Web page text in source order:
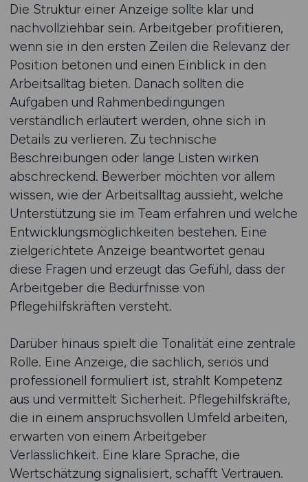
Die Struktur einer Anzeige sollte klar und
nachvollziehbar sein. Arbeitgeber profitieren,
wenn sie in den ersten Zeilen die Relevanz der
Position betonen und einen Einblick in den
Arbeitsalltag bieten. Danach sollten die
Aufgaben und Rahmenbedingungen
verständlich erläutert werden, ohne sich in
Details zu verlieren. Zu technische
Beschreibungen oder lange Listen wirken
abschreckend. Bewerber möchten vor allem
wissen, wie der Arbeitsalltag aussieht, welche
Unterstützung sie im Team erfahren und welche
Entwicklungsmöglichkeiten bestehen. Eine
zielgerichtete Anzeige beantwortet genau
diese Fragen und erzeugt das Gefühl, dass der
Arbeitgeber die Bedürfnisse von
Pflegehilfskräften versteht.
Darüber hinaus spielt die Tonalität eine zentrale
Rolle. Eine Anzeige, die sachlich, seriös und
professionell formuliert ist, strahlt Kompetenz
aus und vermittelt Sicherheit. Pflegehilfskräfte,
die in einem anspruchsvollen Umfeld arbeiten,
erwarten von einem Arbeitgeber
Verlässlichkeit. Eine klare Sprache, die
Wertschätzung signalisiert, schafft Vertrauen.